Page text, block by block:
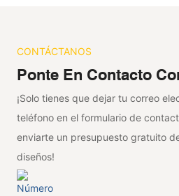
CONTÁCTANOS
Ponte En Contacto
¡Solo tienes que dejar tu correo
teléfono en el formulario de
enviarte un presupuesto gratuito
diseños!